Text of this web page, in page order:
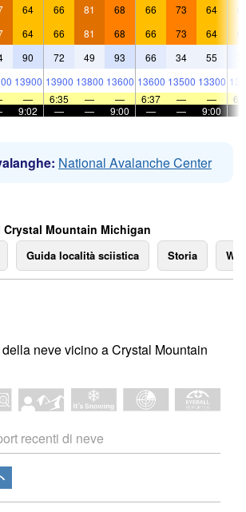
64 66 81 68 66 73 64
64 66 81 68 66 73 64
90 72 49 93 66 34 55
13900 13900 13800 13600 13600 13500 13300
— 6:35 — — 6:37 — —
9:02 — — 9:00 — — 9:00
National Avalanche Center
Mountain Michigan
Guida località sciistica Storia
neve vicino a Crystal Mountain
recenti di neve